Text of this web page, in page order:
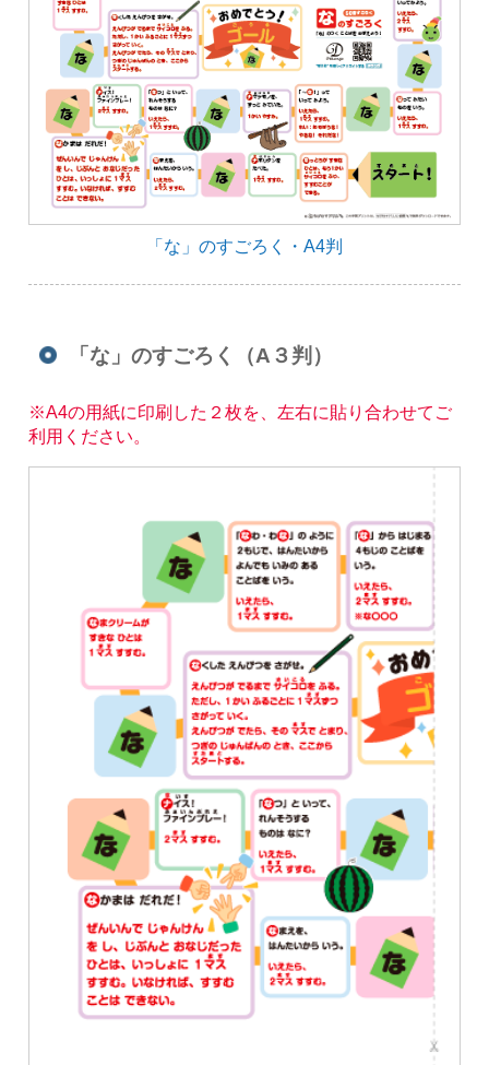
「な」のすごろく・A4判
「な」のすごろく（A３判）
※A4の用紙に印刷した２枚を、左右に貼り合わせてご
利用ください。